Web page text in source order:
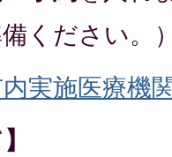
ください。
実施医療機